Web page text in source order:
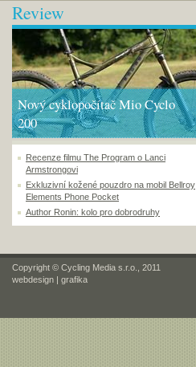
Review
Nový cyklopočítač Mio Cyclo
200
Recenze filmu The Program o Lanci
Armstrongovi
Exkluzivní kožené pouzdro na mobil Bellroy
Elements Phone Pocket
Author Ronin: kolo pro dobrodruhy
Copyright © Cycling Media s.r.o., 2011
webdesign | grafika